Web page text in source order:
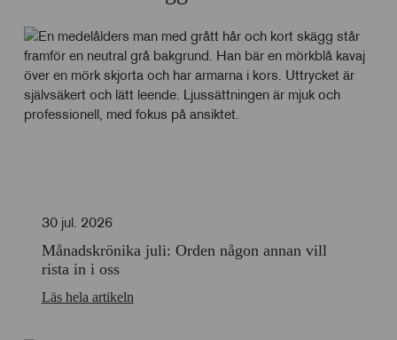
30 jul. 2026
Månadskrönika juli: Orden någon annan vill
rista in i oss
Läs hela artikeln